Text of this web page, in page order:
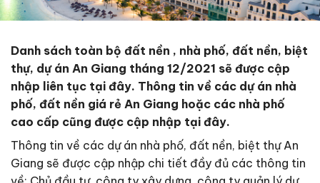
Danh sách toàn bộ đất nền , nhà phố, đất nền, biệt
thự, dự án An Giang tháng 12/2021 sẽ được cập
nhập liên tục tại đây. Thông tin về các dự án nhà
phố, đất nền giá rẻ An Giang hoặc các nhà phố
cao cấp cũng được cập nhập tại đây.
Thông tin về các dự án nhà phố, đất nền, biệt thự An
Giang sẽ được cập nhập chi tiết đầy đủ các thông tin